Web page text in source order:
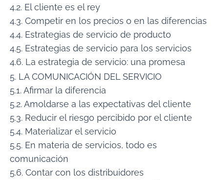
4.2. El cliente es el rey
4.3. Competir en los precios o en las diferencias
4.4. Estrategias de servicio de producto
4.5. Estrategias de servicio para los servicios
4.6. La estrategia de servicio: una promesa
5. LA COMUNICACIÓN DEL SERVICIO
5.1. Afirmar la diferencia
5.2. Amoldarse a las expectativas del cliente
5.3. Reducir el riesgo percibido por el cliente
5.4. Materializar el servicio
5.5. En materia de servicios, todo es
comunicación
5.6. Contar con los distribuidores